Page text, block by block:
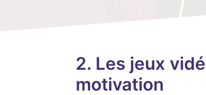
2. Les jeux
motivation